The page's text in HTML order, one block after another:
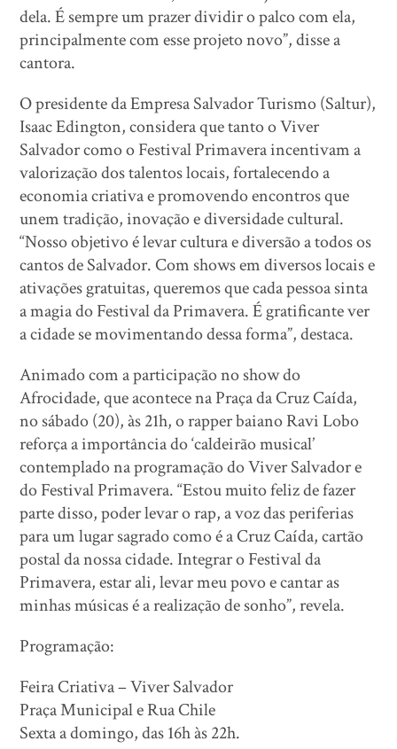
dela. É sempre um prazer dividir o palco com ela,
principalmente com esse projeto novo”, disse a
cantora.
O presidente da Empresa Salvador Turismo (Saltur),
Isaac Edington, considera que tanto o Viver
Salvador como o Festival Primavera incentivam a
valorização dos talentos locais, fortalecendo a
economia criativa e promovendo encontros que
unem tradição, inovação e diversidade cultural.
“Nosso objetivo é levar cultura e diversão a todos os
cantos de Salvador. Com shows em diversos locais e
ativações gratuitas, queremos que cada pessoa sinta
a magia do Festival da Primavera. É gratificante ver
a cidade se movimentando dessa forma”, destaca.
Animado com a participação no show do
Afrocidade, que acontece na Praça da Cruz Caída,
no sábado (20), às 21h, o rapper baiano Ravi Lobo
reforça a importância do ‘caldeirão musical’
contemplado na programação do Viver Salvador e
do Festival Primavera. “Estou muito feliz de fazer
parte disso, poder levar o rap, a voz das periferias
para um lugar sagrado como é a Cruz Caída, cartão
postal da nossa cidade. Integrar o Festival da
Primavera, estar ali, levar meu povo e cantar as
minhas músicas é a realização de sonho”, revela.
Programação:
Feira Criativa – Viver Salvador
Praça Municipal e Rua Chile
Sexta a domingo, das 16h às 22h.